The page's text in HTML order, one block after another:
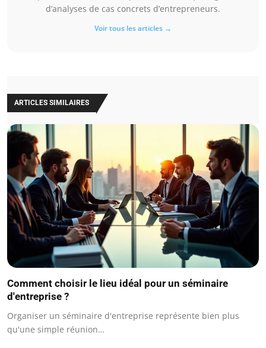
d’analyses de cas concrets d’entrepreneurs.
Voir tous les articles →
ARTICLES SIMILAIRES
Comment choisir le lieu idéal pour un séminaire
d'entreprise ?
Organiser un séminaire d'entreprise représente bien plus
qu'une simple réunion…